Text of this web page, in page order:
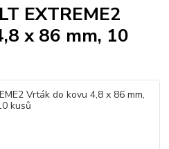
EXTREME2
x 86 mm, 10